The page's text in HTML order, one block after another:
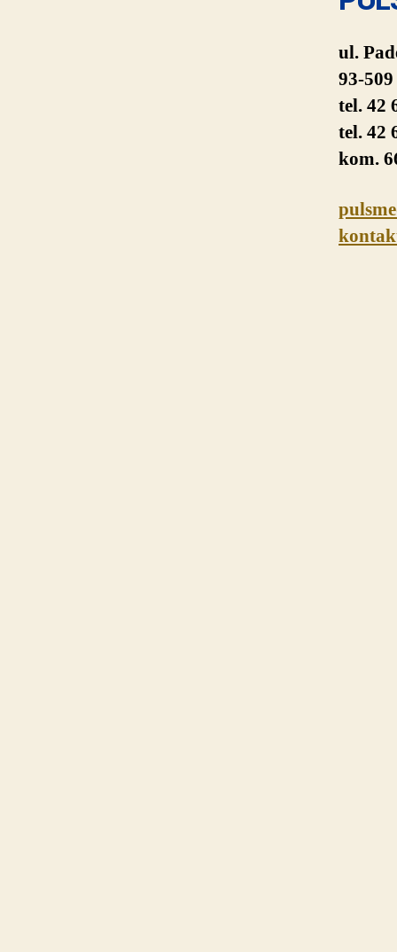
ul.
93-
tel. 42
tel. 42
kom.